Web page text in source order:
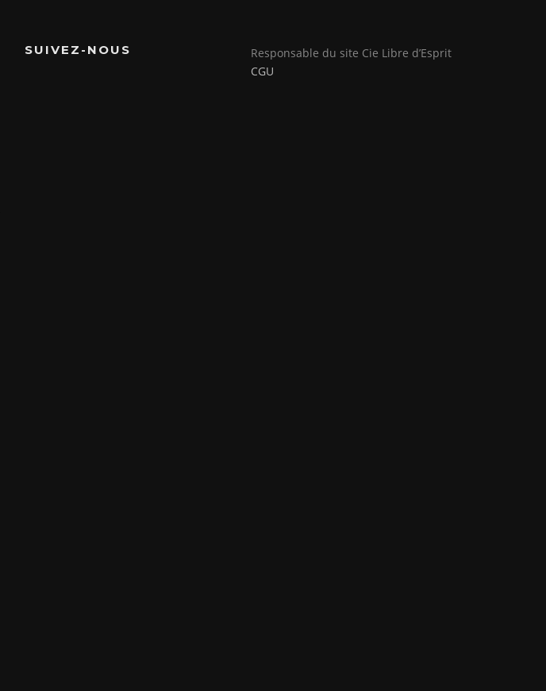
SUIVEZ-NOUS
Responsable du site Cie Libre d’Esprit
CGU